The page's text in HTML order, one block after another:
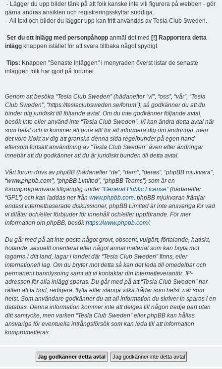
- Lägger du upp bilder tänk på att folk kanske inte vill figurera på webben - gör
gärna andras ansikten och registreringsskyltar suddiga.
- All text och bilder du lägger upp kan fritt användas av Tesla Club Sweden.
Ser du ett inlägg med personpåhopp anmäl det med [!] Rapportera detta
inlägg knappen istället för att svara tillbaka något spydigt.
Tips: Knappen "Senaste Inläggen" i menyraden överst listar de senaste
inläggen folk har gjort på forumet.
Genom att besöka “Tesla Club Sweden” (hädanefter “vi”, “oss”, “vår”, “Tesla
Club Sweden”, “https://teslaclubsweden.se/forum”), så godkänner du att du
binder dig juridiskt till följande avtal. Om du inte godkänner följande avtal,
besök inte eller använd inte “Tesla Club Sweden”. Vi kan ändra detta avtal när
som helst och vi kommer att göra allt för att informera dig om ändringar, men
det vore klokt av dig att granska denna sida regelbundet på egen hand
eftersom fortsatt användning av “Tesla Club Sweden” även efter ändringar
innebär att du godkänner att du är juridiskt bunden till detta avtal.
Vårt forum drivs av phpBB (hädanefter “de”, “dem”, “deras”, “phpBB mjukvara”,
“www.phpbb.com”, “phpBB Limited”, “phpBB Teams”) som är en
forumprogramvara tillgänglig under “General Public License” (hädanefter
“GPL”) och kan laddas ner från www.phpbb.com. phpBB mjukvaran främjar
endast Internetbaserade diskussioner, phpBB Limited är inte ansvariga för vad
vi tillåter och/eller förbjuder för innehåll och/eller uppförande. För mer
information om phpBB, besökhttps://www.phpbb.com/.
Du går med på att inte posta något grovt, obscent, vulgärt, förtalande, hatiskt,
hotande, sexuellt orienterat eller något annat material som kan bryta mot
lagarna i ditt land, lagar i landet där “Tesla Club Sweden” finns, eller
internationell lag. Om du bryter mot detta så kan det leda till omedelbar och
permanent bannlysning samt att vi kontaktar din Internetleverantör. IP-
adressen för alla inlägg sparas. Du går med på att “Tesla Club Sweden” har
rätten att ta bort, redigera, flytta eller stänga vilka trådar som helst, när som
helst. Som användare godkänner du att all information du skriver in sparas i en
databas. Denna information kommer inte att delges till någon tredje part utan
ditt samtycke, men varken “Tesla Club Sweden” eller phpBB kan hållas
ansvariga för eventuella intrångsförsök som kan leda till att information
komprometteras.